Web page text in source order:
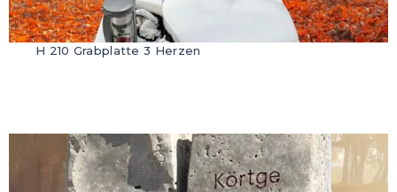
H 210 Grabplatte 3 Herzen